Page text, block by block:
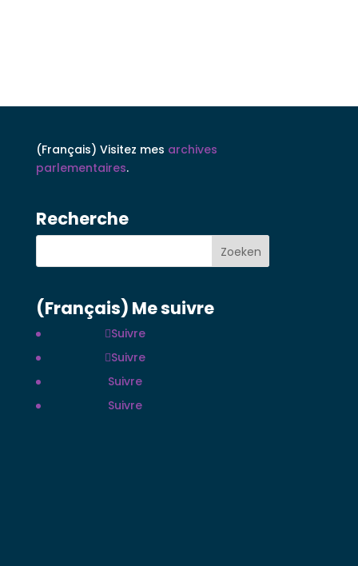
(Français) Visitez mes archives
parlementaires.
Recherche
(Français) Me suivre
Suivre
Suivre
Suivre
Suivre